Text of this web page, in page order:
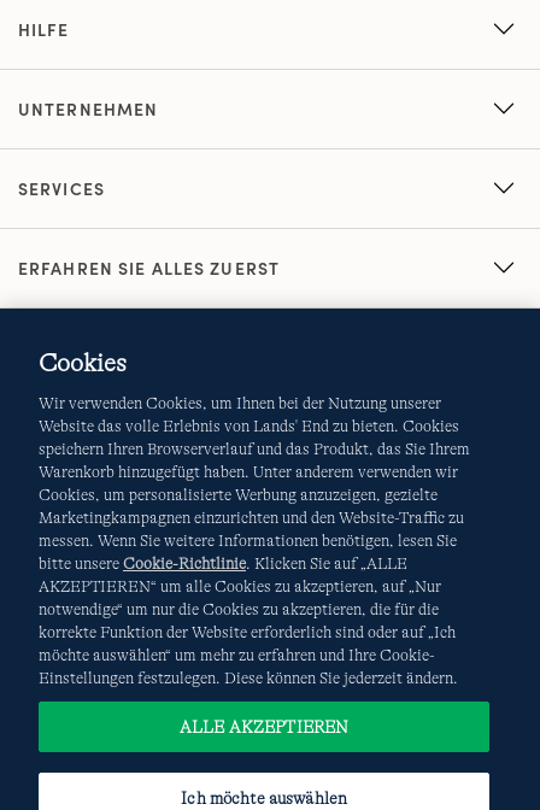
HILFE
UNTERNEHMEN
SERVICES
ERFAHREN SIE ALLES ZUERST
AGB Datenschutz & Sicherheit
Cookies-Ich möchte auswählen Site Map
Internationale Websites
Diese Website ist durch reCAPTCHA geschützt. Es gelten die
DatenschutzerklärungundNutzungsbedingungen
Google.
Cookies
Wir verwenden Cookies, um Ihnen bei der Nutzung unserer
Website das volle Erlebnis von Lands' End zu bieten. Cookies
speichern Ihren Browserverlauf und das Produkt, das Sie Ihrem
Warenkorb hinzugefügt haben. Unter anderem verwenden wir
Cookies, um personalisierte Werbung anzuzeigen, gezielte
Marketingkampagnen einzurichten und den Website-Traffic zu
messen. Wenn Sie weitere Informationen benötigen, lesen Sie
bitte unsere Cookie-Richtlinie. Klicken Sie auf „ALLE
AKZEPTIEREN“ um alle Cookies zu akzeptieren, auf „Nur
notwendige“ um nur die Cookies zu akzeptieren, die für die
korrekte Funktion der Website erforderlich sind oder auf „Ich
möchte auswählen“ um mehr zu erfahren und Ihre Cookie-
Einstellungen festzulegen. Diese können Sie jederzeit ändern.
Ich möchte auswählen
ALLE AKZEPTIEREN